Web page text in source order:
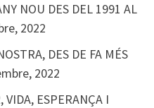
NOU DES DEL 1991 AL
2022
DES DE FA MÉS
2022
VIDA, ESPERANÇA I